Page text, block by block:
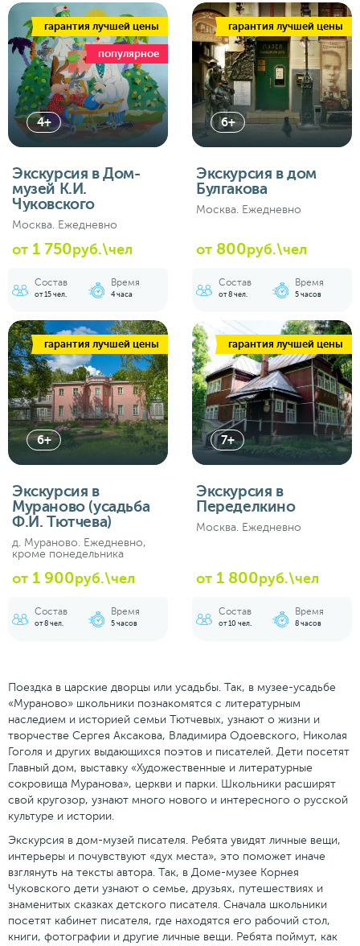
гарантия лучшей цены
популярное
4+
Экскурсия в Дом-
музей К.И.
Чуковского
Москва. Ежедневно
от 1 750руб.\чел
Состав
от 15 чел.
Время
4 часа
гарантия лучшей цены
6+
Экскурсия в дом
Булгакова
Москва. Ежедневно
от 800руб.\чел
Состав
от 8 чел.
Время
5 часов
гарантия лучшей цены
6+
Экскурсия в
Мураново (усадьба
Ф.И. Тютчева)
д. Мураново. Ежедневно,
кроме понедельника
от 1 900руб.\чел
Состав
от 8 чел.
Время
5 часов
гарантия лучшей цены
7+
Экскурсия в
Переделкино
Москва. Ежедневно
от 1 800руб.\чел
Состав
от 10 чел.
Время
8 часов
Поездка в царские дворцы или усадьбы. Так, в музее-усадьбе
«Мураново» школьники познакомятся с литературным
наследием и историей семьи Тютчевых, узнают о жизни и
творчестве Сергея Аксакова, Владимира Одоевского, Николая
Гоголя и других выдающихся поэтов и писателей. Дети посетят
Главный дом, выставку «Художественные и литературные
сокровища Муранова», церкви и парки. Школьники расширят
свой кругозор, узнают много нового и интересного о русской
культуре и истории.
Экскурсия в дом-музей писателя. Ребята увидят личные вещи,
интерьеры и почувствуют «дух места», это поможет иначе
взглянуть на тексты автора. Так, в Доме-музее Корнея
Чуковского дети узнают о семье, друзьях, путешествиях и
знаменитых сказках детского писателя. Сначала школьники
посетят кабинет писателя, где находятся его рабочий стол,
книги, фотографии и другие личные вещи. Ребята поймут, как